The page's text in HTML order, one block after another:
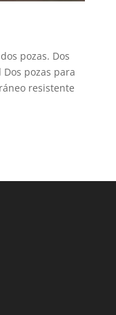
pozas. Dos
pozas para
resistente